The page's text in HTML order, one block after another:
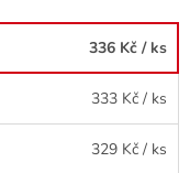
336 Kč / ks
333 Kč / ks
329 Kč / ks